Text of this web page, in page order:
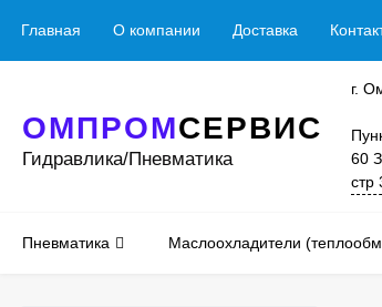
Главная О компании Доставка
ОМПРОМСЕРВИС
Гидравлика/Пневматика
г.
60
стр
Пневматика Маслоохладители